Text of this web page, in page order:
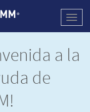
a la
de